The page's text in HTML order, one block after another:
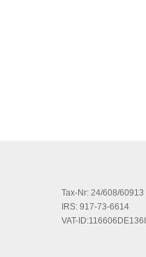
Tax-Nr: 24/608/60913
IRS: 917-73-6614
VAT-